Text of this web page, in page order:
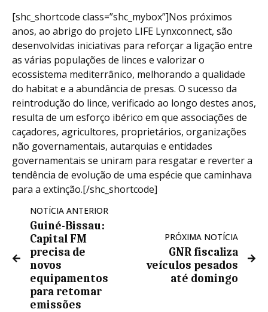
[shc_shortcode class=”shc_mybox”]Nos próximos
anos, ao abrigo do projeto LIFE Lynxconnect, são
desenvolvidas iniciativas para reforçar a ligação entre
as várias populações de linces e valorizar o
ecossistema mediterrânico, melhorando a qualidade
do habitat e a abundância de presas. O sucesso da
reintrodução do lince, verificado ao longo destes anos,
resulta de um esforço ibérico em que associações de
caçadores, agricultores, proprietários, organizações
não governamentais, autarquias e entidades
governamentais se uniram para resgatar e reverter a
tendência de evolução de uma espécie que caminhava
para a extinção.[/shc_shortcode]
NOTÍCIA ANTERIOR
Guiné-Bissau:
Capital FM
precisa de
novos
equipamentos
para retomar
emissões
PRÓXIMA NOTÍCIA
GNR fiscaliza
veículos pesados
até domingo